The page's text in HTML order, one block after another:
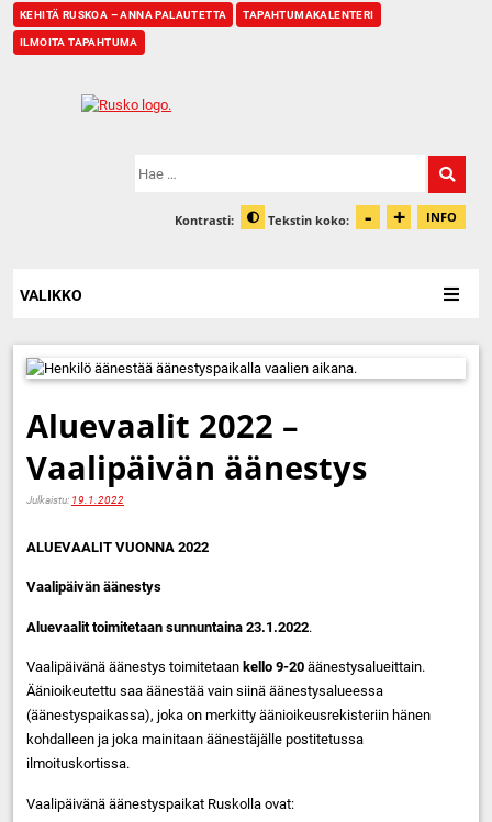
KEHITÄ RUSKOA – ANNA PALAUTETTA TAPAHTUMAKALENTERI
ILMOITA TAPAHTUMA
Hae:
Kontrasti: Muuta kontrastia
Tekstin koko: - + INFO
VALIKKO
Aluevaalit 2022 –
Vaalipäivän äänestys
Julkaistu: 19.1.2022
ALUEVAALIT VUONNA 2022
Vaalipäivän äänestys
Aluevaalit toimitetaan sunnuntaina 23.1.2022.
Vaalipäivänä äänestys toimitetaan kello 9-20 äänestysalueittain.
Äänioikeutettu saa äänestää vain siinä äänestysalueessa
(äänestyspaikassa), joka on merkitty äänioikeusrekisteriin hänen
kohdalleen ja joka mainitaan äänestäjälle postitetussa
ilmoituskortissa.
Vaalipäivänä äänestyspaikat Ruskolla ovat: